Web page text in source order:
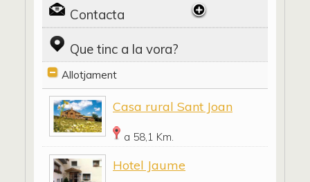
Contacta
Que tinc a la vora?
Allotjament
Casa rural Sant Joan
a 58,1 Km.
Hotel Jaume